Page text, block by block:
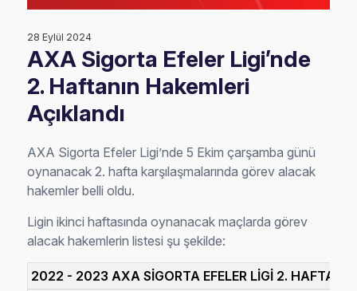
28 Eylül 2024
AXA Sigorta Efeler Ligi’nde
2. Haftanın Hakemleri
Açıklandı
AXA Sigorta Efeler Ligi’nde 5 Ekim çarşamba günü
oynanacak 2. hafta karşılaşmalarında görev alacak
hakemler belli oldu.
Ligin ikinci haftasında oynanacak maçlarda görev
alacak hakemlerin listesi şu şekilde:
2022 - 2023 AXA SİGORTA EFELER LİGİ 2. HAFTA